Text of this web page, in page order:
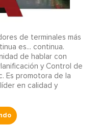
de terminales más
es... continua.
de hablar con
y Control de
Es promotora de la
en calidad y